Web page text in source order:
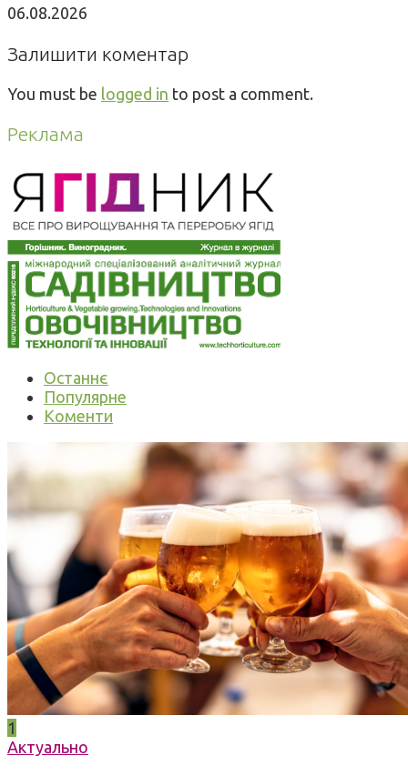
06.08.2026
Залишити коментар
You must be logged in to post a comment.
Реклама
Останнє
Популярне
Коменти
1
Актуально